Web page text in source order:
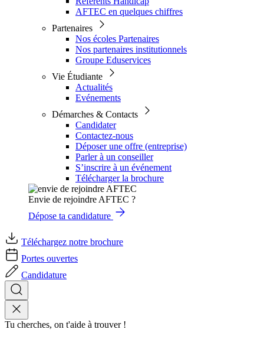
AFTEC en quelques chiffres
Partenaires
Nos écoles Partenaires
Nos partenaires institutionnels
Groupe Eduservices
Vie Étudiante
Actualités
Evénements
Démarches & Contacts
Candidater
Contactez-nous
Déposer une offre (entreprise)
Parler à un conseiller
S’inscrire à un événement
Télécharger la brochure
Envie de rejoindre AFTEC ?
Dépose ta candidature
Téléchargez notre brochure
Portes ouvertes
Candidature
Tu cherches, on t'aide à trouver !